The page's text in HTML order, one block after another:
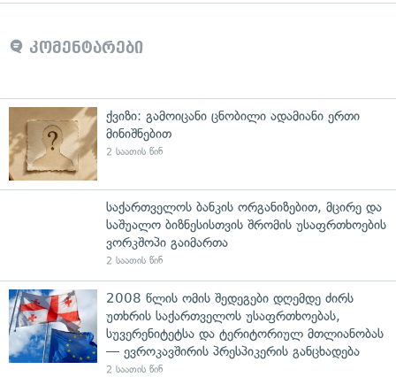
კომენტარები
ქვიზი: გამოიცანი ცნობილი ადამიანი ერთი
მინიშნებით
2 საათის წინ
საქართველოს ბანკის ორგანიზებით, მცირე და
საშუალო ბიზნესისთვის შრომის უსაფრთხოების
ვორკშოპი გაიმართა
2 საათის წინ
2008 წლის ომის შედეგები დღემდე ძირს
უთხრის საქართველოს უსაფრთხოებას,
სუვერენიტეტსა და ტერიტორიულ მთლიანობას
— ევროკავშირის პრესპიკერის განცხადება
2 საათის წინ